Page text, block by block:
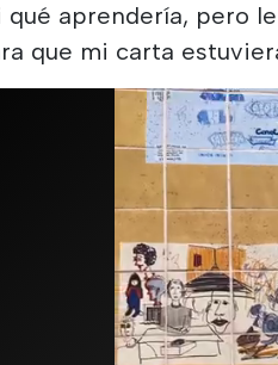
qué aprendería, pero
que mi carta